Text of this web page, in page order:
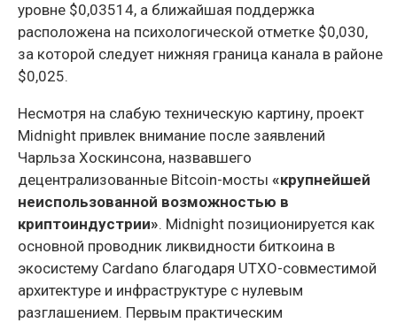
уровне $0,03514, а ближайшая поддержка
расположена на психологической отметке $0,030,
за которой следует нижняя граница канала в районе
$0,025.
Несмотря на слабую техническую картину, проект
Midnight привлек внимание после заявлений
Чарльза Хоскинсона, назвавшего
децентрализованные Bitcoin-мосты «крупнейшей
неиспользованной возможностью в
криптоиндустрии». Midnight позиционируется как
основной проводник ликвидности биткоина в
экосистему Cardano благодаря UTXO-совместимой
архитектуре и инфраструктуре с нулевым
разглашением. Первым практическим